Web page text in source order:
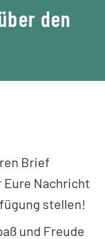
den
Brief
Nachricht
stellen!
und Freude